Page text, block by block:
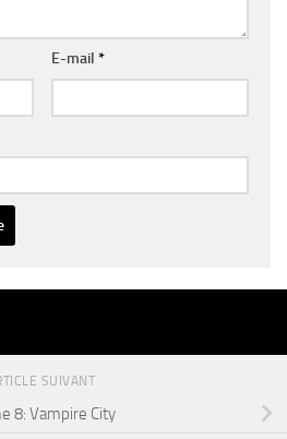
E-mail *
SUIVANT
8: Vampire City